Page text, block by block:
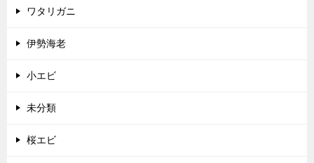
ワタリガニ
伊勢海老
小エビ
未分類
桜エビ